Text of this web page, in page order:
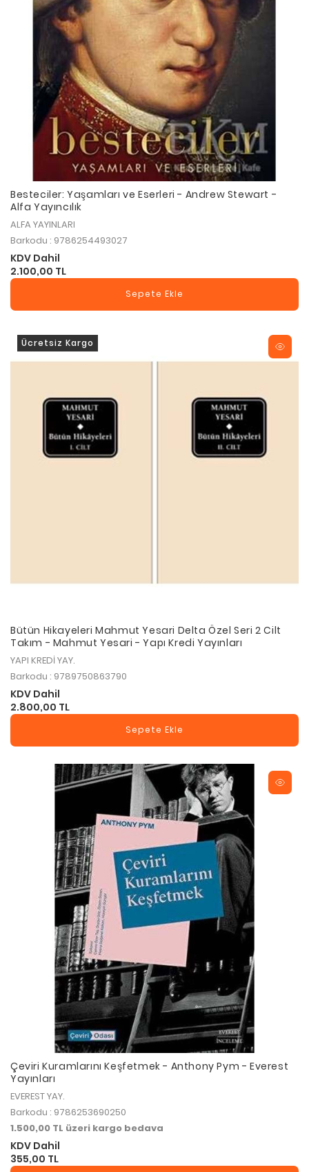
Besteciler: Yaşamları ve Eserleri - Andrew Stewart -
Alfa Yayıncılık
ALFA YAYINLARI
Barkodu : 9786254493027
KDV Dahil
2.100,00 TL
Sepete Ekle
Ücretsiz Kargo
Bütün Hikayeleri Mahmut Yesari Delta Özel Seri 2 Cilt
Takım - Mahmut Yesari - Yapı Kredi Yayınları
YAPI KREDİ YAY.
Barkodu : 9789750863790
KDV Dahil
2.800,00 TL
Sepete Ekle
Çeviri Kuramlarını Keşfetmek - Anthony Pym - Everest
Yayınları
EVEREST YAY.
Barkodu : 9786253690250
1.500,00 TL üzeri kargo bedava
KDV Dahil
355,00 TL